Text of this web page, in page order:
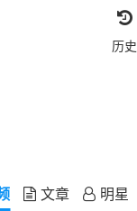
历史
文章 明星